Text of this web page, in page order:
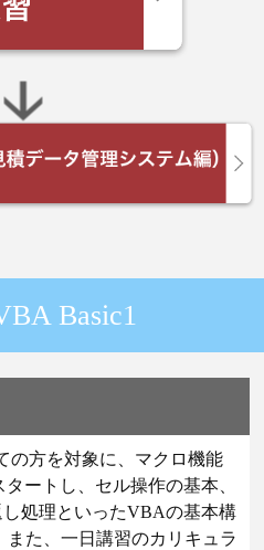
Basic1
の方を対象に、マクロ機能
ートし、セル操作の基本、
処理といったVBAの基本構
た、一日講習のカリキュラ